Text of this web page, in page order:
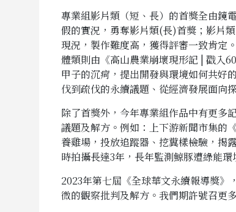
專業組影片類（短、長）的首獎全由鏡
假的實況，勇奪影片類(長)首獎；影片
現況，製作難度高，獲得評審一致肯定
體類則由《高山農業崩壞現形記 | 戳入
甲子的沉疴，提出開發與環境如何共好
伐到疏伐的永續議題、從經濟發展面向
除了首獎外，今年專業組作品中有更多
議題及解方。例如：上下游新聞市集的
養雞場，投放追蹤器、挖糞樣檢驗，揭
時拍攝長達3年，長年監測鯨豚遭綠能
2023年第七屆《全球華文永續報導獎》
微的觀察批判及解方。我們期許號召更